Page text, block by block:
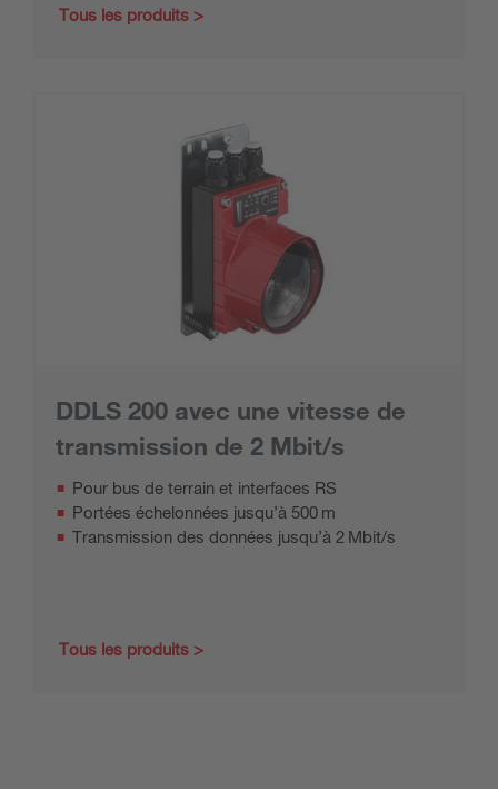
Tous les produits
DDLS 200 avec une vitesse de
transmission de 2 Mbit/s
Pour bus de terrain et interfaces RS
Portées échelonnées jusqu’à 500 m
Transmission des données jusqu’à 2 Mbit/s
Tous les produits